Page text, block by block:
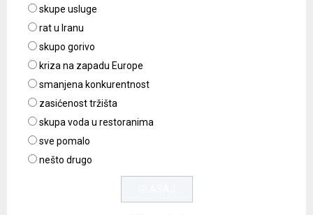
skupe usluge
rat u Iranu
skupo gorivo
kriza na zapadu Europe
smanjena konkurentnost
zasićenost tržišta
skupa voda u restoranima
sve pomalo
nešto drugo